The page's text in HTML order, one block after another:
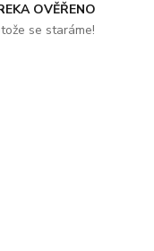
OVĚŘENO
se staráme!